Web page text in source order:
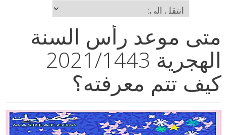
متى موعد رأس السنة
الهجرية 2021/1443
كيف تتم معرفته؟